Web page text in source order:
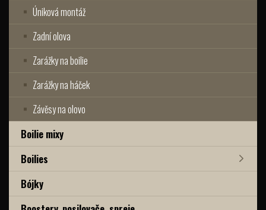
Úniková montáž
Zadní olova
Zarážky na boilie
Zarážky na háček
Závěsy na olovo
Boilie mixy
Boilies
Bójky